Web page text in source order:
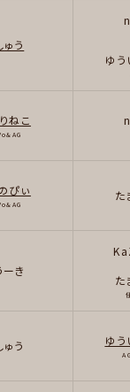
ゅう
ゆう
ねこ
ぴぃ た
ーき
た
ゅう ゆう